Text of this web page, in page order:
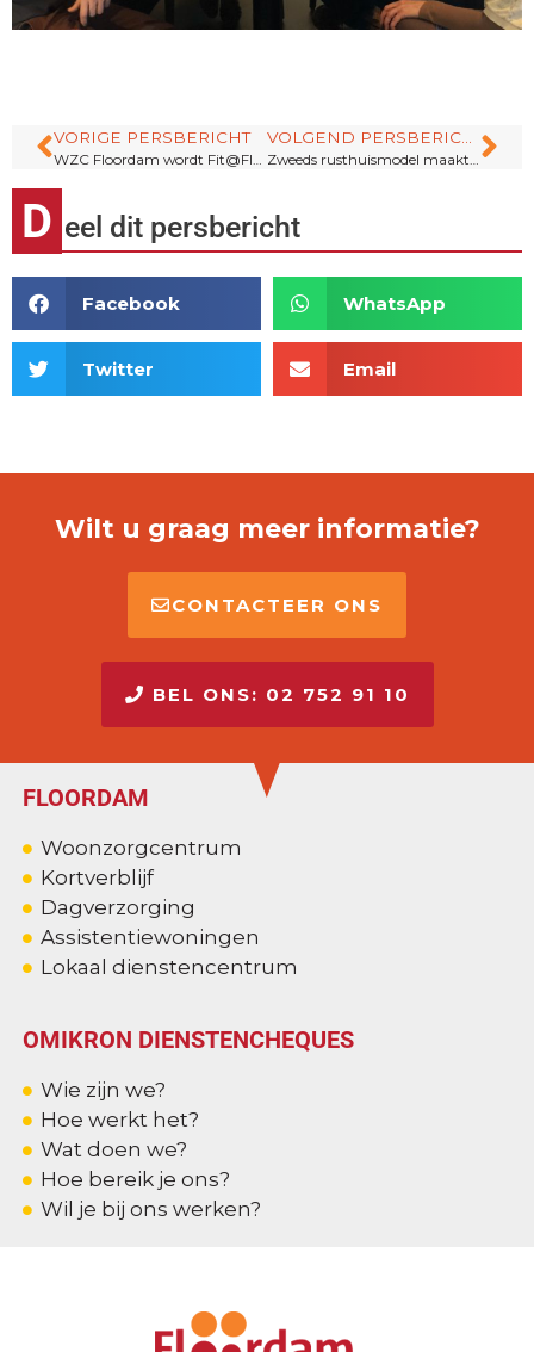
VORIGE PERSBERICHT
WZC Floordam wordt Fit@Floordam
VOLGEND PERSBERICHT
Zweeds rusthuismodel maakt Vlaamse bewoners gelukkiger
D eel dit persbericht
Facebook WhatsApp
Twitter Email
Wilt u graag meer informatie?
CONTACTEER ONS
BEL ONS: 02 752 91 10
FLOORDAM
Woonzorgcentrum
Kortverblijf
Dagverzorging
Assistentiewoningen
Lokaal dienstencentrum
OMIKRON DIENSTENCHEQUES
Wie zijn we?
Hoe werkt het?
Wat doen we?
Hoe bereik je ons?
Wil je bij ons werken?